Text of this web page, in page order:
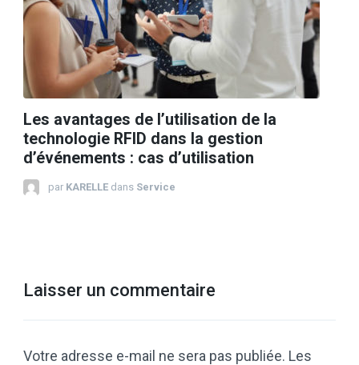
Les avantages de l’utilisation de la
technologie RFID dans la gestion
d’événements : cas d’utilisation
par KARELLE dans Service
Laisser un commentaire
Votre adresse e-mail ne sera pas publiée. Les